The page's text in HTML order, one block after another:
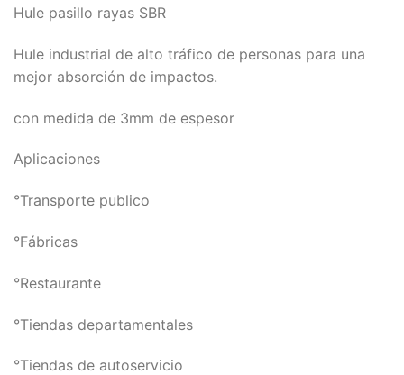
Hule pasillo rayas SBR
Hule industrial de alto tráfico de personas para una
mejor absorción de impactos.
con medida de 3mm de espesor
Aplicaciones
°Transporte publico
°Fábricas
°Restaurante
°Tiendas departamentales
°Tiendas de autoservicio